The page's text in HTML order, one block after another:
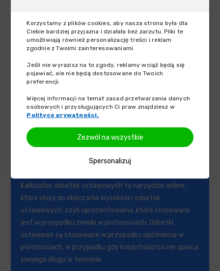
Kalkulator kredytowy - hipoteczny
Kalkulator kredytowy rat stałych to szybki i wygodny
sposób na to, aby sprawdzić, ile wyniesie rata kredytu
hipotecznego. Zaprezentowany kalkulator to łatwość
obsługi oraz szybki wynik, który pomoże podjąć decyzję
w sprawie kredytu. Nie czekaj, sam sprawdź!
Sprawdź
savings
Kalkulator odsetek ustawowych to narzędzie online,
które służy do obliczania wysokości odsetek
ustawowych, czyli oprocentowania, które stosowane
jest w przypadku zwłoki w płatnościach. Odsetki
ustawowe są stosowane w przypadku opóźnienia w
płatnościach, w przypadku gdy kredytobiorca nie spłaca
swojego długu w terminie.
Korzystamy z plików cookies, aby nasza strona była dla
Ciebie bardziej przyjazna i działała bez zarzutu. Pliki te
umożliwiają również personalizację treści i reklam
zgodnie z Twoimi zainteresowaniami.
Jeśli nie wyrazisz na to zgody, reklamy wciąż będą się
pojawiać, ale nie będą dostosowane do Twoich
preferencji.
Więcej informacji na temat zasad przetwarzania danych
osobowych i przysługujących Ci praw znajdziesz w
Polityce prywatności.
Spersonalizuj
Zezwól na wszystkie